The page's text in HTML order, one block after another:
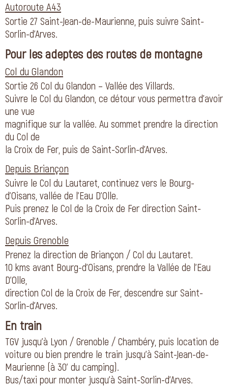
Autoroute A43
Sortie 27 Saint-Jean-de-Maurienne, puis suivre Saint-
Sorlin-d’Arves.
Pour les adeptes des routes de montagne
Col du Glandon
Sortie 26 Col du Glandon – Vallée des Villards.
Suivre le Col du Glandon, ce détour vous permettra d’avoir
une vue
magnifique sur la vallée. Au sommet prendre la direction
du Col de
la Croix de Fer, puis de Saint-Sorlin-d’Arves.
Depuis Briançon
Suivre le Col du Lautaret, continuez vers le Bourg-
d’Oisans, vallée de l’Eau D’Olle.
Puis prenez le Col de la Croix de Fer direction Saint-
Sorlin-d’Arves.
Depuis Grenoble
Prenez la direction de Briançon / Col du Lautaret.
10 kms avant Bourg-d’Oisans, prendre la Vallée de l’Eau
D’Olle,
direction Col de la Croix de Fer, descendre sur Saint-
Sorlin-d’Arves.
En train
TGV jusqu’à Lyon / Grenoble / Chambéry, puis location de
voiture ou bien prendre le train jusqu’à Saint-Jean-de-
Maurienne (à 30’ du camping).
Bus/taxi pour monter jusqu’à Saint-Sorlin-d’Arves.